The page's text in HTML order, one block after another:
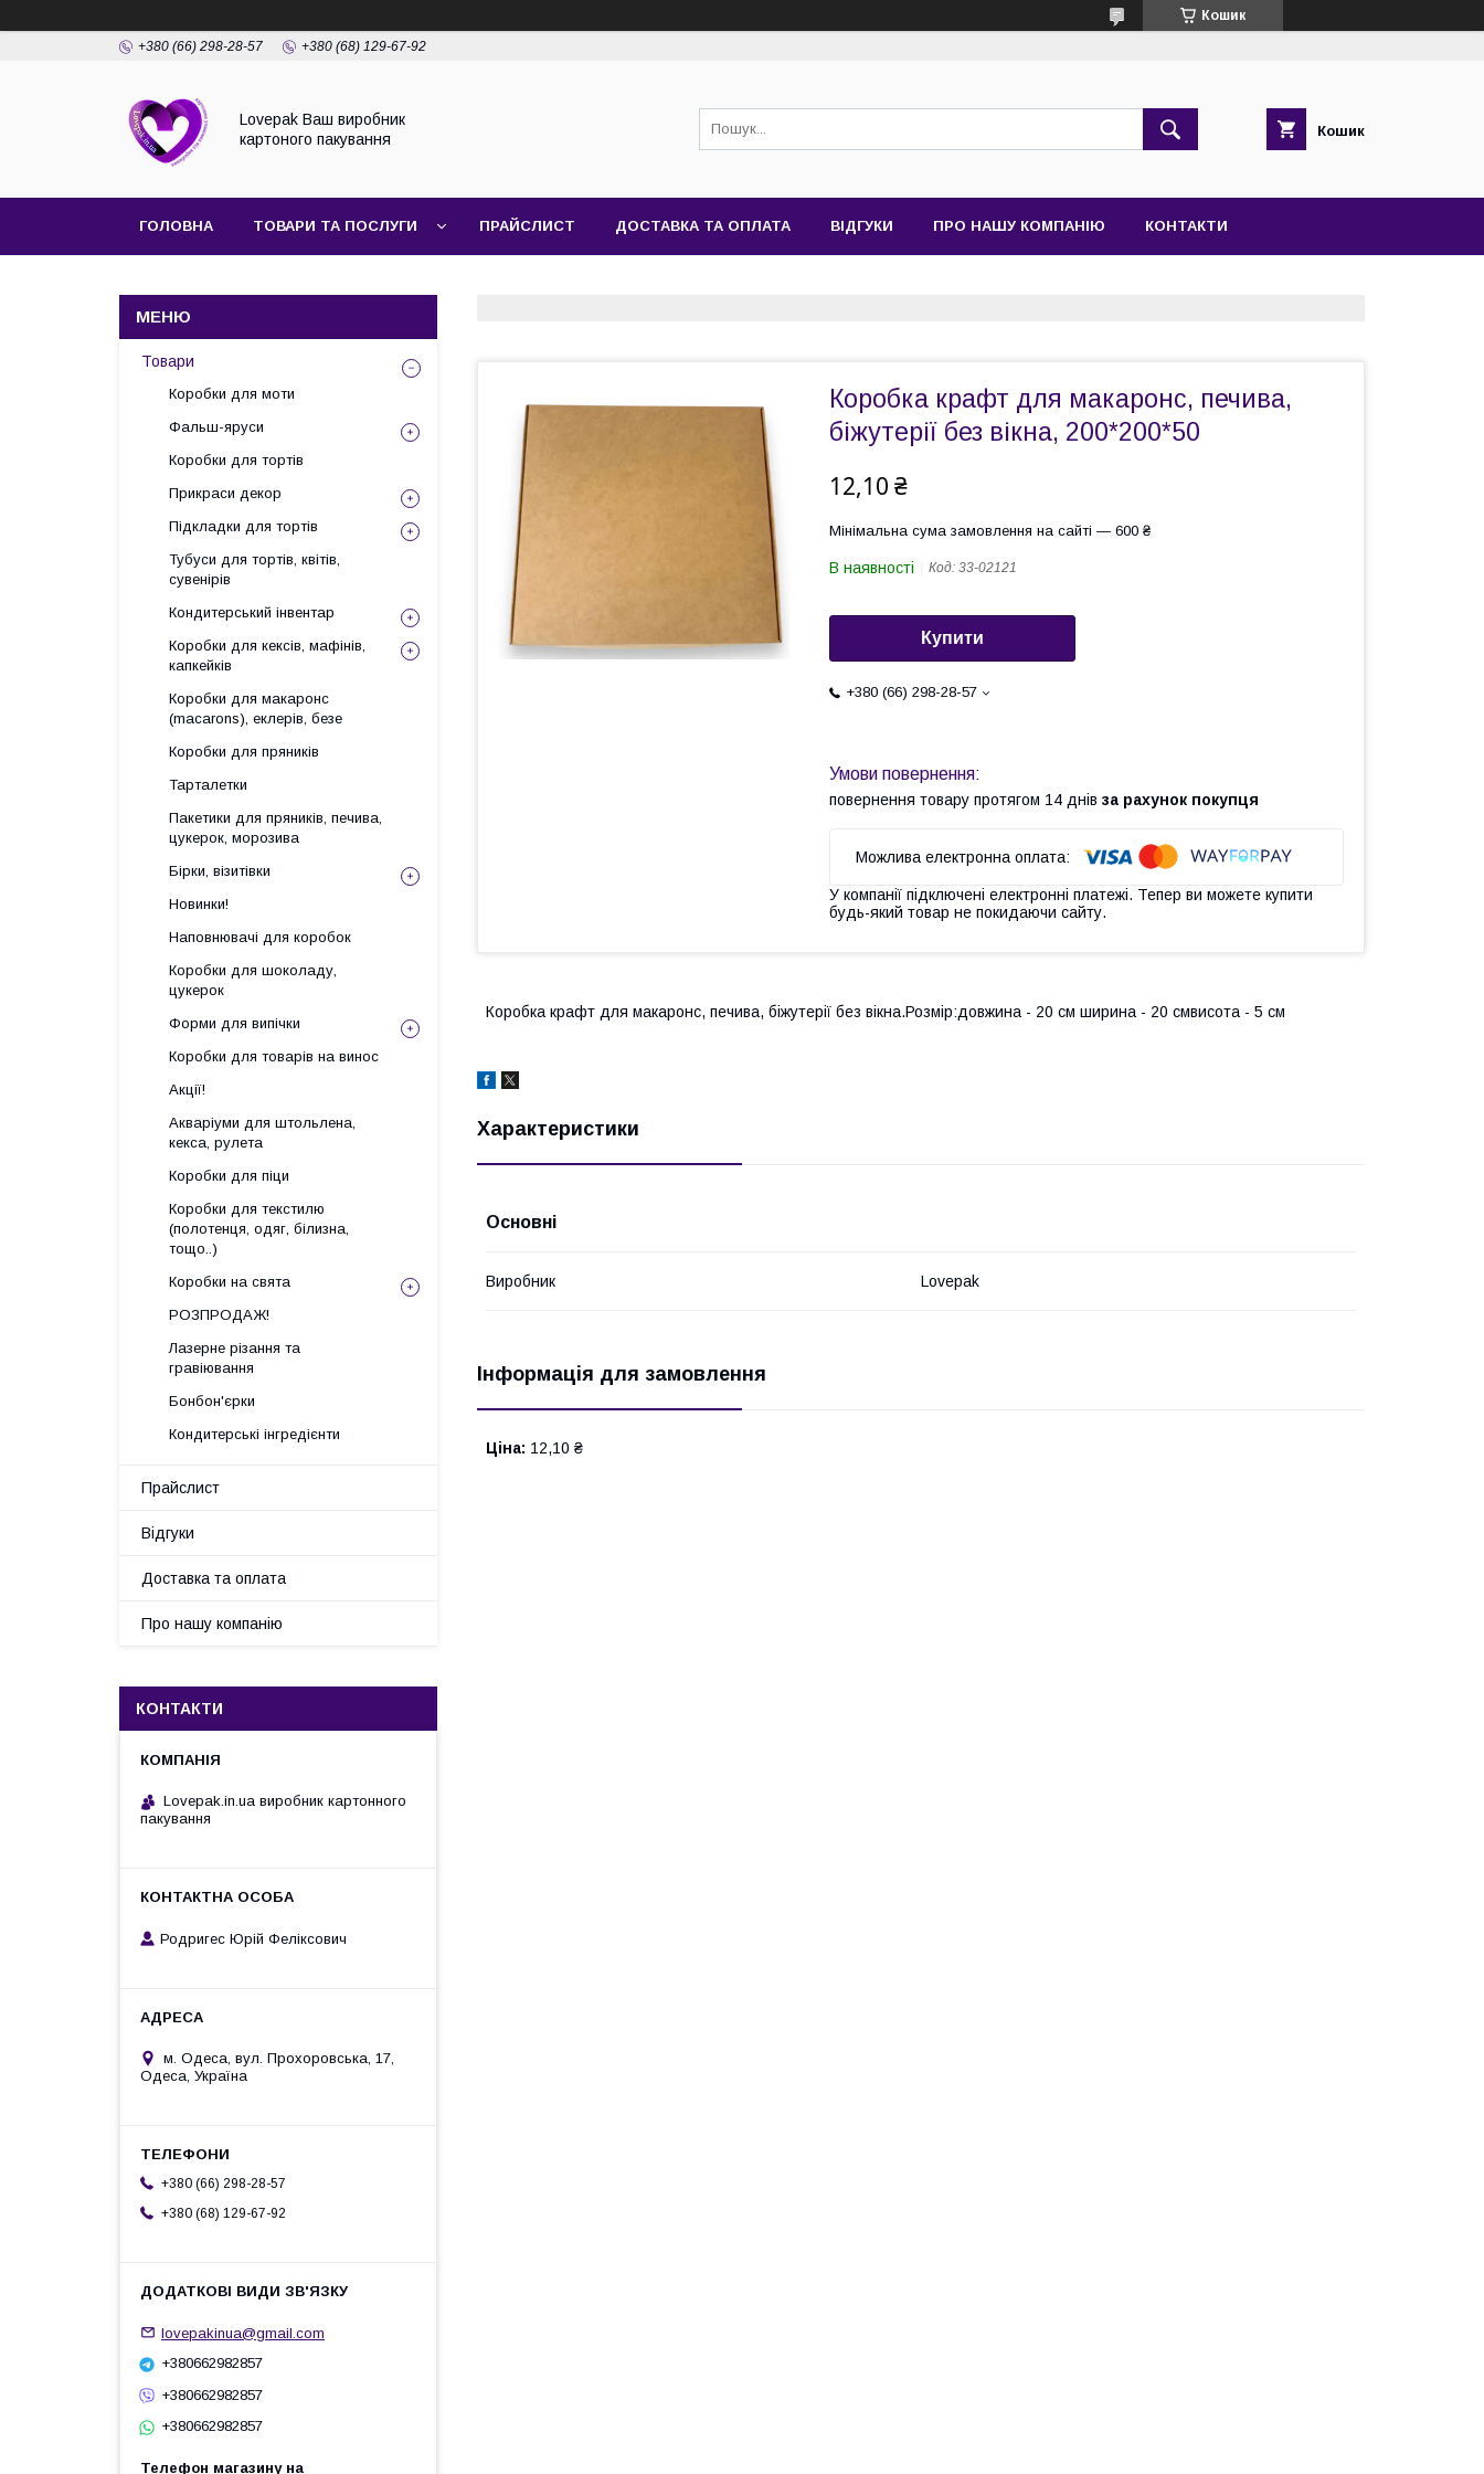
Кошик
+380 (66) 298-28-57 +380 (68) 129-67-92
Lovepak Ваш виробник
картоного пакування
Кошик
ГОЛОВНА ТОВАРИ ТА ПОСЛУГИ ПРАЙСЛИСТ ДОСТАВКА ТА ОПЛАТА ВІДГУКИ ПРО НАШУ КОМПАНІЮ КОНТАКТИ
Коробка крафт для макаронс, печива,
біжутерії без вікна, 200*200*50
12,10 ₴
Мінімальна сума замовлення на сайті — 600 ₴
В наявності Код: 33-02121
Купити
+380 (66) 298-28-57
повернення товару протягом 14 днів за рахунок покупця
У компанії підключені електронні платежі. Тепер ви можете купити
будь-який товар не покидаючи сайту.
Коробка крафт для макаронс, печива, біжутерії без вікна.Розмір:довжина - 20 см ширина - 20 смвисота - 5 см
Характеристики
Основні
Виробник Lovepak
Інформація для замовлення
Ціна: 12,10 ₴
Товари
Коробки для моти
Фальш-яруси
Коробки для тортів
Прикраси декор
Підкладки для тортів
Тубуси для тортів, квітів,
сувенірів
Кондитерський інвентар
Коробки для кексів, мафінів,
капкейків
Коробки для макаронс
(macarons), еклерів, безе
Коробки для пряників
Тарталетки
Пакетики для пряників, печива,
цукерок, морозива
Бірки, візитівки
Новинки!
Наповнювачі для коробок
Коробки для шоколаду,
цукерок
Форми для випічки
Коробки для товарів на винос
Акції!
Акваріуми для штольлена,
кекса, рулета
Коробки для піци
Коробки для текстилю
(полотенця, одяг, білизна,
тощо..)
Коробки на свята
РОЗПРОДАЖ!
Лазерне різання та
гравіювання
Бонбон'єрки
Кондитерські інгредієнти
Прайслист
Відгуки
Доставка та оплата
Про нашу компанію
КОНТАКТИ
Lovepak.in.ua виробник картонного
пакування
Родригес Юрій Феліксович
м. Одеса, вул. Прохоровська, 17,
Одеса, Україна
+380 (66) 298-28-57
+380 (68) 129-67-92
lovepakinua@gmail.com
+380662982857
+380662982857
+380662982857
Телефон магазину на